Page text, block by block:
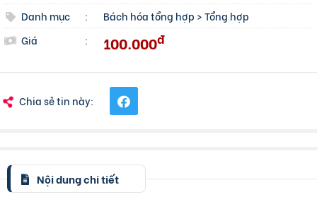
Danh mục
: Bách hóa tổng hợp >Tổng hợp
Giá
: 100.000đ
Chia sẻ tin này:
Nội dung chi tiết